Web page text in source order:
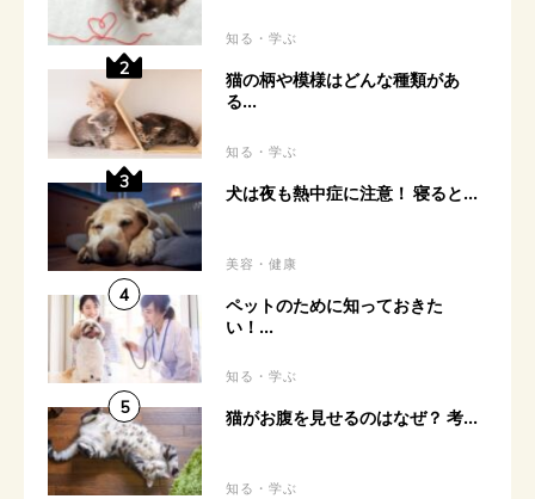
知る・学ぶ
猫の柄や模様はどんな種類があ
る...
知る・学ぶ
犬は夜も熱中症に注意！ 寝ると...
美容・健康
ペットのために知っておきた
い！...
知る・学ぶ
猫がお腹を見せるのはなぜ？ 考...
知る・学ぶ